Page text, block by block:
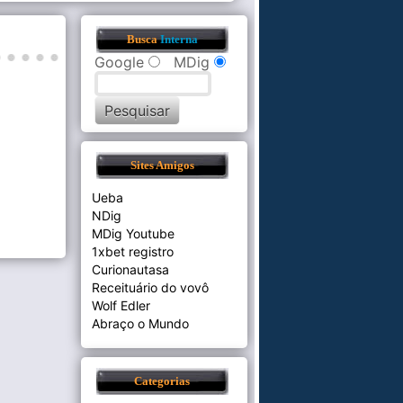
BuscaInterna
Google MDig
Sites Amigos
Ueba
NDig
MDig Youtube
1xbet registro
Curionautasa
Receituário do vovô
Wolf Edler
Abraço o Mundo
Categorias